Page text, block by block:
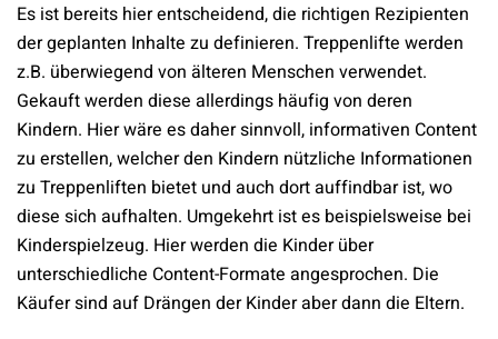
Es ist bereits hier entscheidend, die richtigen Rezipienten
der geplanten Inhalte zu definieren. Treppenlifte werden
z.B. überwiegend von älteren Menschen verwendet.
Gekauft werden diese allerdings häufig von deren
Kindern. Hier wäre es daher sinnvoll, informativen Content
zu erstellen, welcher den Kindern nützliche Informationen
zu Treppenliften bietet und auch dort auffindbar ist, wo
diese sich aufhalten. Umgekehrt ist es beispielsweise bei
Kinderspielzeug. Hier werden die Kinder über
unterschiedliche Content-Formate angesprochen. Die
Käufer sind auf Drängen der Kinder aber dann die Eltern.